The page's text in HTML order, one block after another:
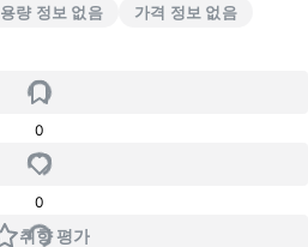
용량 정보 없음 가격 정보 없음
0
0
취향 평가